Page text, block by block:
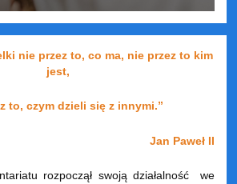
nie przez to, co ma, nie przez to kim
jest,
to, czym dzieli się z innymi.”
Jan Paweł II
rozpoczął swoją działalność we